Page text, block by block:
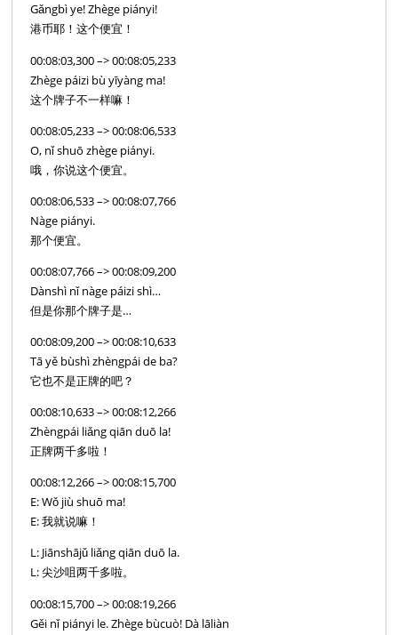
Gǎngbì ye! Zhège piányi!
港币耶！这个便宜！
00:08:03,300 –> 00:08:05,233
Zhège páizi bù yīyàng ma!
这个牌子不一样嘛！
00:08:05,233 –> 00:08:06,533
O, nǐ shuō zhège piányi.
哦，你说这个便宜。
00:08:06,533 –> 00:08:07,766
Nàge piányi.
那个便宜。
00:08:07,766 –> 00:08:09,200
Dànshì nǐ nàge páizi shì…
但是你那个牌子是…
00:08:09,200 –> 00:08:10,633
Tā yě bùshì zhèngpái de ba?
它也不是正牌的吧？
00:08:10,633 –> 00:08:12,266
Zhèngpái liǎng qiān duō la!
正牌两千多啦！
00:08:12,266 –> 00:08:15,700
E: Wǒ jiù shuō ma!
E: 我就说嘛！
L: Jiānshājǔ liǎng qiān duō la.
L: 尖沙咀两千多啦。
00:08:15,700 –> 00:08:19,266
Gěi nǐ piányi le. Zhège bùcuò! Dà lāliàn